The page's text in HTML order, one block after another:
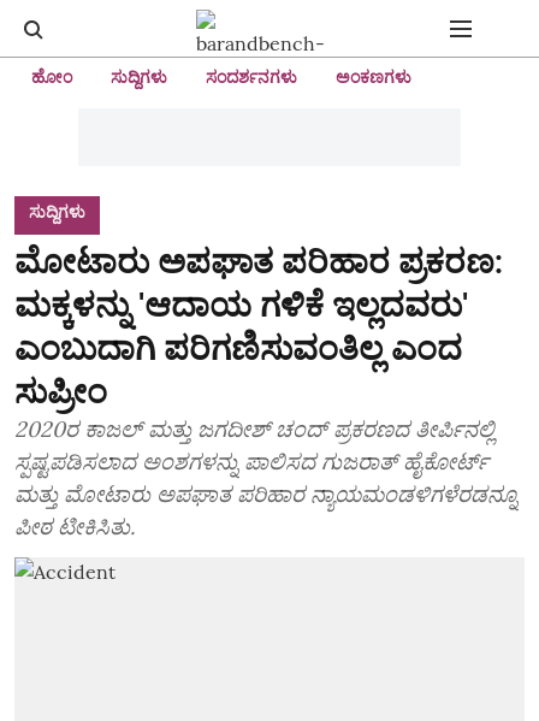
ಹೋಂ ಸುದ್ದಿಗಳು ಸಂದರ್ಶನಗಳು ಅಂಕಣಗಳು
ಸುದ್ದಿಗಳು
ಮೋಟಾರು ಅಪಘಾತ ಪರಿಹಾರ ಪ್ರಕರಣ:
ಮಕ್ಕಳನ್ನು 'ಆದಾಯ ಗಳಿಕೆ ಇಲ್ಲದವರು'
ಎಂಬುದಾಗಿ ಪರಿಗಣಿಸುವಂತಿಲ್ಲ ಎಂದ
ಸುಪ್ರೀಂ
2020ರ ಕಾಜಲ್ ಮತ್ತು ಜಗದೀಶ್ ಚಂದ್ ಪ್ರಕರಣದ ತೀರ್ಪಿನಲ್ಲಿ
ಸ್ಪಷ್ಟಪಡಿಸಲಾದ ಅಂಶಗಳನ್ನು ಪಾಲಿಸದ ಗುಜರಾತ್ ಹೈಕೋರ್ಟ್
ಮತ್ತು ಮೋಟಾರು ಅಪಘಾತ ಪರಿಹಾರ ನ್ಯಾಯಮಂಡಳಿಗಳೆರಡನ್ನೂ
ಪೀಠ ಟೀಕಿಸಿತು.